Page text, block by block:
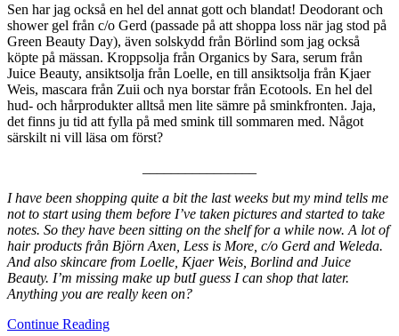
Sen har jag också en hel del annat gott och blandat! Deodorant och
shower gel från c/o Gerd (passade på att shoppa loss när jag stod på
Green Beauty Day), även solskydd från Börlind som jag också
köpte på mässan. Kroppsolja från Organics by Sara, serum från
Juice Beauty, ansiktsolja från Loelle, en till ansiktsolja från Kjaer
Weis, mascara från Zuii och nya borstar från Ecotools. En hel del
hud- och hårprodukter alltså men lite sämre på sminkfronten. Jaja,
det finns ju tid att fylla på med smink till sommaren med. Något
särskilt ni vill läsa om först?
I have been shopping quite a bit the last weeks but my mind tells me
not to start using them before I’ve taken pictures and started to take
notes. So they have been sitting on the shelf for a while now. A lot of
hair products från Björn Axen, Less is More, c/o Gerd and Weleda.
And also skincare from Loelle, Kjaer Weis, Borlind and Juice
Beauty. I’m missing make up butI guess I can shop that later.
Anything you are really keen on?
Continue Reading